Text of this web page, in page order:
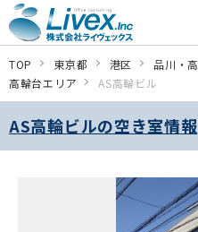
TOP 東京都 港区
品川・
高輪台エリア
AS高輪ビル
AS高輪ビルの空き室情報